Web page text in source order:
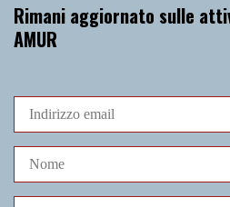
Rimani aggiornato sulle
AMUR